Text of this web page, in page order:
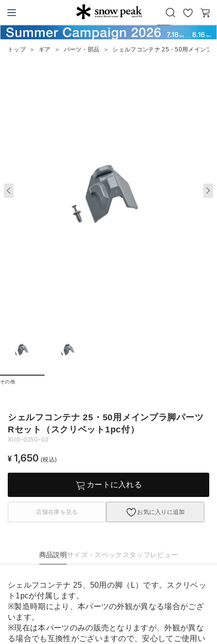
Snow Peak
お
気
に
カ
ー
トップ ＞ ギア ＞ パーツ・部品 ＞ シェルフコンテナ 25・50用メインプ
その他
シェルフコンテナ 25・50用メインプラ脚パーツ
Rセット（スクリベット1pc付）
XUG-025G-02
¥ 1,650 (税込)
カートに入れる
店舗在庫を見る お気に入りに追加
商品説明サイズ・スペック スタッフレビュー
シェルフコンテナ 25、50用の脚（L）です。スクリベッ
ト1pcが付属します。
※製造時期により、本パーツの外観が異なる場合がござ
います。
※現在は本パーツのみの販売となりますが、外観が異な
る場合でも互換性がございますので、安心してご使用い